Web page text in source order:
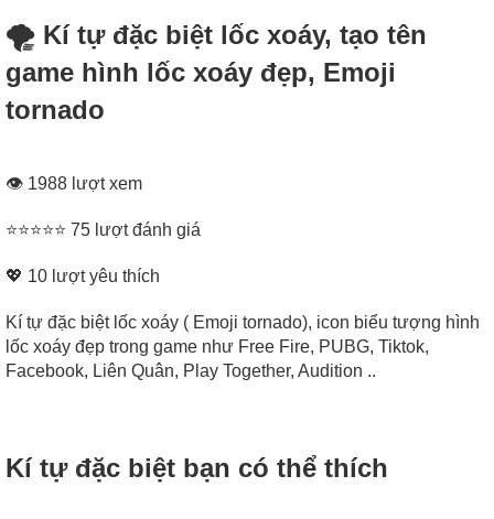
🌪 Kí tự đặc biệt lốc xoáy, tạo tên
game hình lốc xoáy đẹp, Emoji
tornado
👁 1988 lượt xem
⭐⭐⭐⭐⭐ 75 lượt đánh giá
💖 10 lượt yêu thích
Kí tự đặc biệt lốc xoáy ( Emoji tornado), icon biểu tượng hình
lốc xoáy đẹp trong game như Free Fire, PUBG, Tiktok,
Facebook, Liên Quân, Play Together, Audition ..
Kí tự đặc biệt bạn có thể thích